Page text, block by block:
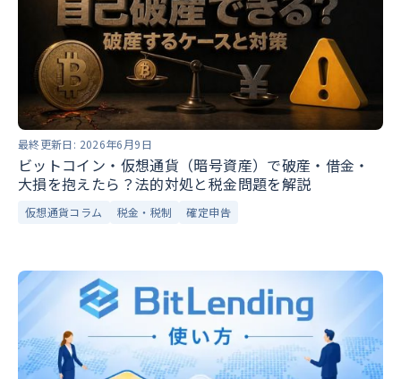
最終更新日: 2026年6月9日
ビットコイン・仮想通貨（暗号資産）で破産・借金・
大損を抱えたら？法的対処と税金問題を解説
仮想通貨コラム 税金・税制 確定申告